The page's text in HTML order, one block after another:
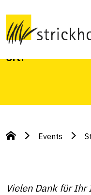
Datum:
Ort:
Events
Vielen Dank für